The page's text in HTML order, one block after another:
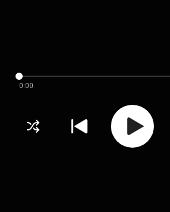
0:00